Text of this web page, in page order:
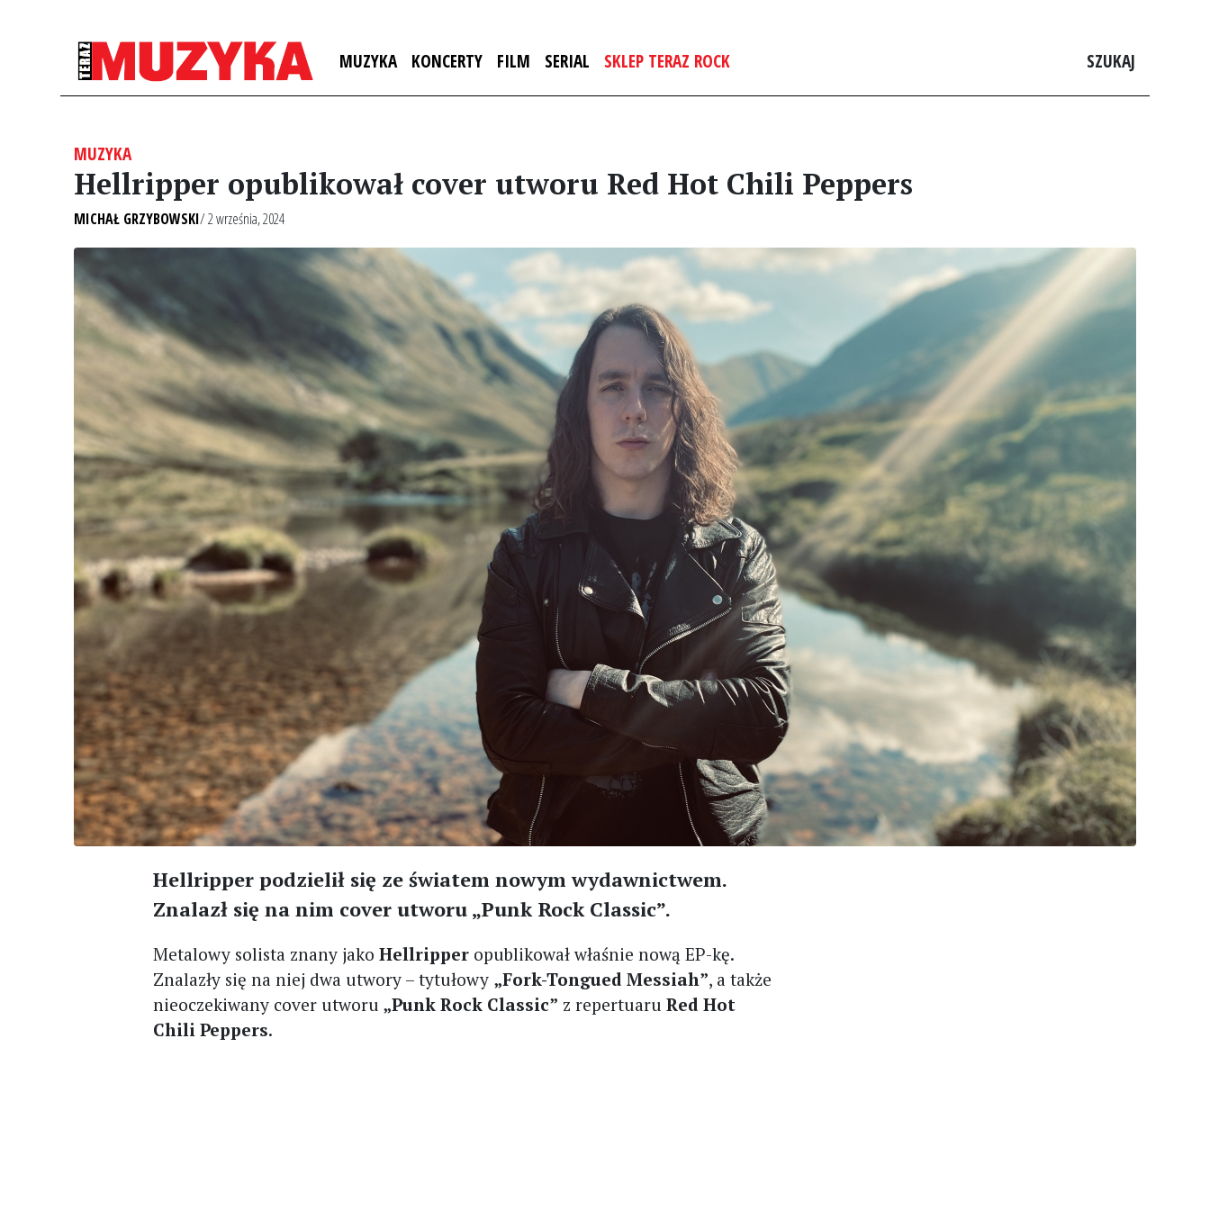
MUZYKA KONCERTY FILM SERIAL SKLEP TERAZ ROCK SZUKAJ
MUZYKA
Hellripper opublikował cover utworu Red Hot Chili Peppers
MICHAŁ GRZYBOWSKI/ 2 września, 2024
Hellripper podzielił się ze światem nowym wydawnictwem.
Znalazł się na nim cover utworu „Punk Rock Classic”.
Metalowy solista znany jakoHellripper opublikował właśnie nową EP-kę.
Znalazły się na niej dwa utwory – tytułowy „Fork-Tongued Messiah”, a także
nieoczekiwany cover utworu „Punk Rock Classic” z repertuaruRed Hot
Chili Peppers.